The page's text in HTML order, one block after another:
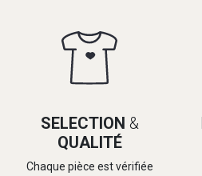
SELECTION &
QUALITÉ
Chaque pièce est vérifiée